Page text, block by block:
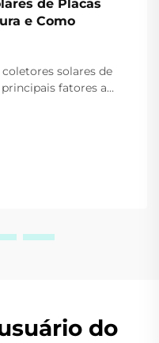
de Placas
e Como
solares de
fatores a
do